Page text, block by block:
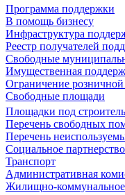
Программа поддержки
В помощь бизнесу
Инфраструктура
Реестр получателей
Свободные
Имущественная
Ограничение
Свободные площади
Площадки под
Перечень свободных
Перечень
Социальное партнерство
Транспорт
Административная
Жилищно-коммунальное